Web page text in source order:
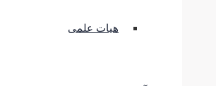
هیات علمی